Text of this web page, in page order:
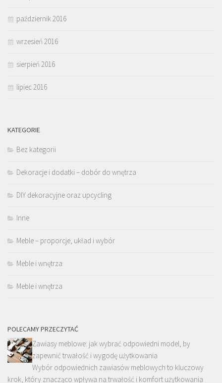
październik 2016
wrzesień 2016
sierpień 2016
lipiec 2016
KATEGORIE
Bez kategorii
Dekoracje i dodatki – dobór do wnętrza
DIY dekoracyjne oraz upcycling
Inne
Meble – proporcje, układ i wybór
Meble i wnętrza
Meble i wnętrza
POLECAMY PRZECZYTAĆ
Zawiasy meblowe: jak wybrać odpowiedni model, by
zapewnić trwałość i wygodę użytkowania
Wybór odpowiednich zawiasów meblowych to kluczowy
krok, który znacząco wpływa na trwałość i komfort użytkowania